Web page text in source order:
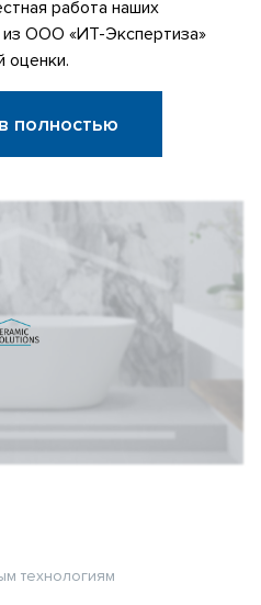
работа наших
из ООО «ИТ-Экспертиза»
оценки.
полностью
технологиям